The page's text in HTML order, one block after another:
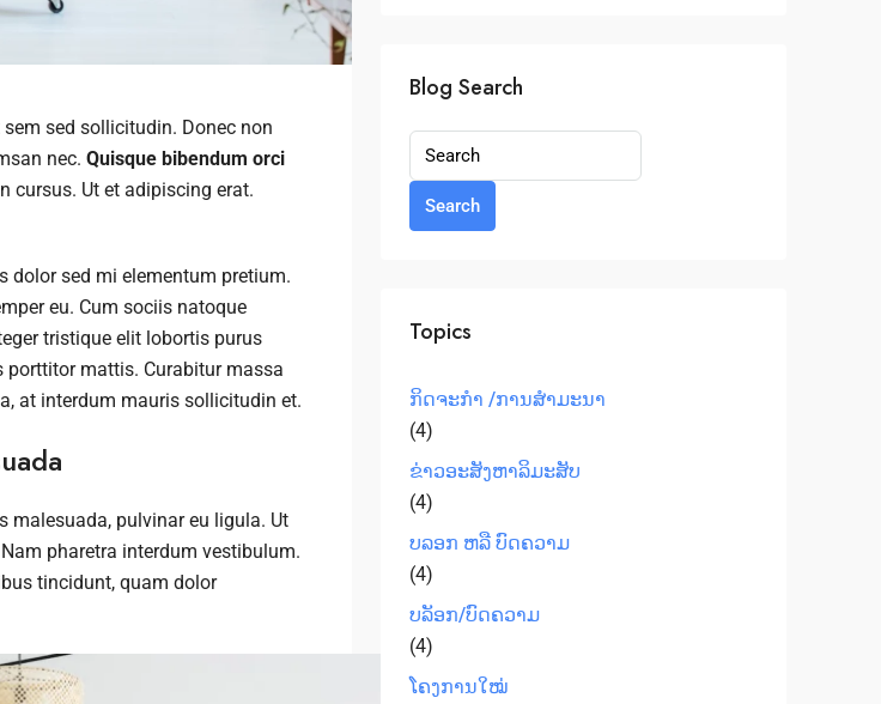
sed sollicitudin. Donec non
nec. Quisque bibendum orci
cursus. Ut et adipiscing erat.
dolor sed mi elementum pretium.
eu. Cum sociis natoque
tristique elit lobortis purus
porttitor mattis. Curabitur massa
at interdum mauris sollicitudin et.
malesuada, pulvinar eu ligula. Ut
pharetra interdum vestibulum.
tincidunt, quam dolor
Blog Search
Search
Topics
ກິດຈະກຳ /ການສໍາມະນາ
(4)
ຂ່າວອະສັງຫາລິມະສັບ
(4)
ບລອກ ຫລື ບົດຄວາມ
(4)
ບລັອກ/ບົດຄວາມ
(4)
ໂຄງການໃໝ່